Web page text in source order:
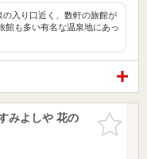
入り口近く、数軒の旅館が
館も多い有名な温泉地にあっ
お気に入
りに追加
みよしや 花の